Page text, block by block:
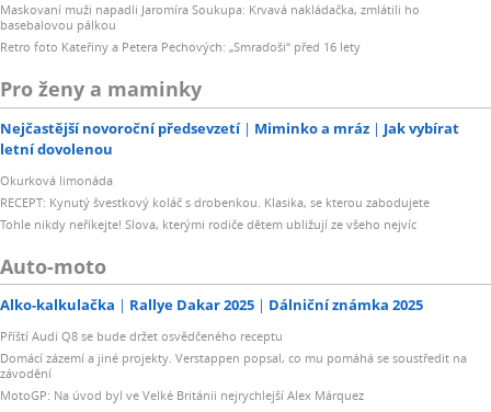
Maskovaní muži napadli Jaromíra Soukupa: Krvavá nakládačka, zmlátili ho
basebalovou pálkou
Retro foto Kateřiny a Petera Pechových: „Smraďoši“ před 16 lety
Pro ženy a maminky
Nejčastější novoroční předsevzetí Miminko a mráz
Jak vybírat
letní dovolenou
Okurková limonáda
RECEPT: Kynutý švestkový koláč s drobenkou. Klasika, se kterou zabodujete
Tohle nikdy neříkejte! Slova, kterými rodiče dětem ubližují ze všeho nejvíc
Auto-moto
Alko-kalkulačka Rallye Dakar 2025 Dálniční známka 2025
Příští Audi Q8 se bude držet osvědčeného receptu
Domácí zázemí a jiné projekty. Verstappen popsal, co mu pomáhá se soustředit na
závodění
MotoGP: Na úvod byl ve Velké Británii nejrychlejší Alex Márquez